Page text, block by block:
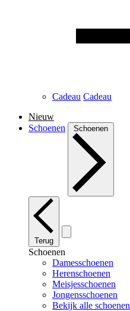
Cadeau Cadeau
Nieuw
Schoenen
Schoenen
Terug
Schoenen
Damesschoenen
Herenschoenen
Meisjesschoenen
Jongensschoenen
Bekijk alle schoenen